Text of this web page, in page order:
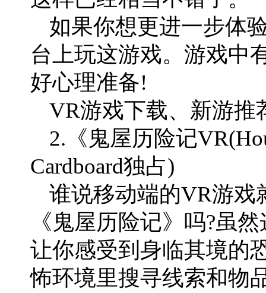
如果你想更进一步体
台上玩这游戏。游戏中
好心理准备!
VR游戏下载、新游推
2.《鬼屋历险记
Cardboard独占)
谁说移动端的VR游戏
《鬼屋历险记》吗?虽
让你感受到身临其境的
怖环境里搜寻线索和物